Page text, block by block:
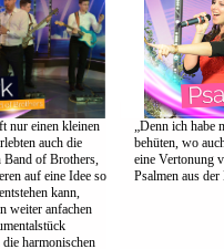
nur einen kleinen
auch die
of Brothers,
auf eine Idee so
kann,
weiter anfachen
harmonischen
„Denn ich habe
behüten, wo
eine Vertonung
Psalmen aus